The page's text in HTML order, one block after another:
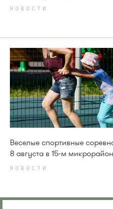
НОВОСТИ
Веселые спортивные
8 августа в 15-м
НОВОСТИ